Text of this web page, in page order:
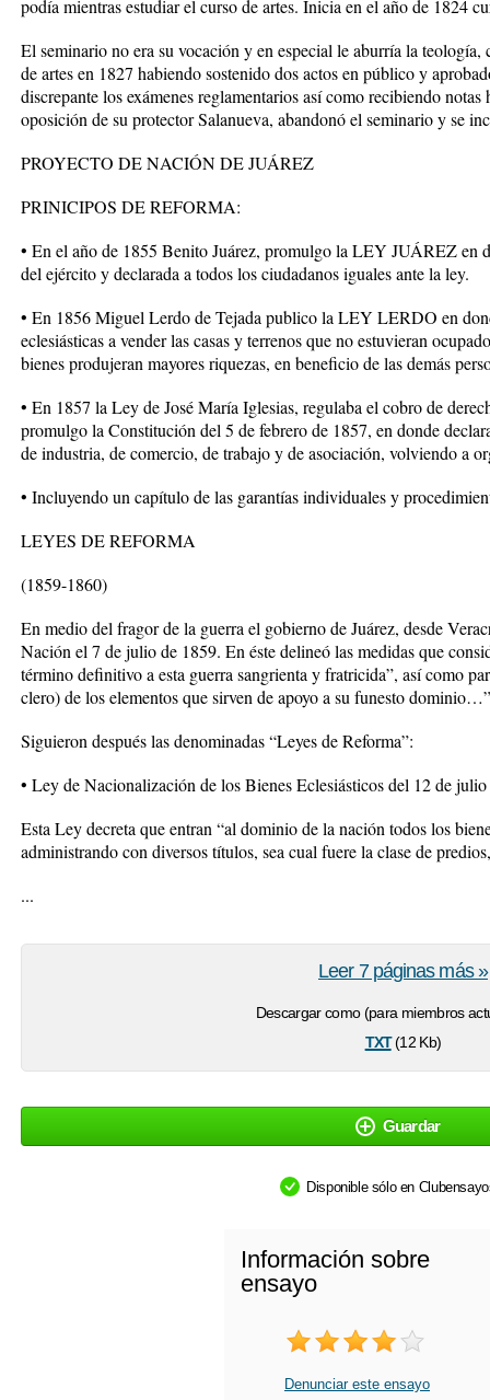
podía mientras estudiar el curso de artes. Inicia en el año de 1824
El seminario no era su vocación y en especial le aburría la teología,
de artes en 1827 habiendo sostenido dos actos en público y
discrepante los exámenes reglamentarios así como recibiendo
oposición de su protector Salanueva, abandonó el seminario y se
PROYECTO DE NACIÓN DE JUÁREZ
PRINICIPOS DE REFORMA:
• En el año de 1855 Benito Juárez, promulgo la LEY JUÁREZ en
del ejército y declarada a todos los ciudadanos iguales ante la ley.
• En 1856 Miguel Lerdo de Tejada publico la LEY LERDO en
eclesiásticas a vender las casas y terrenos que no estuvieran
bienes produjeran mayores riquezas, en beneficio de las demás
• En 1857 la Ley de José María Iglesias, regulaba el cobro de
promulgo la Constitución del 5 de febrero de 1857, en donde
de industria, de comercio, de trabajo y de asociación, volviendo a
• Incluyendo un capítulo de las garantías individuales y
LEYES DE REFORMA
(1859-1860)
En medio del fragor de la guerra el gobierno de Juárez, desde
Nación el 7 de julio de 1859. En éste delineó las medidas que
término definitivo a esta guerra sangrienta y fratricida”, así como
clero) de los elementos que sirven de apoyo a su funesto
Siguieron después las denominadas “Leyes de Reforma”:
• Ley de Nacionalización de los Bienes Eclesiásticos del 12 de
Esta Ley decreta que entran “al dominio de la nación todos los
administrando con diversos títulos, sea cual fuere la clase de
...
Descargar como (para miembros
txt(12 Kb)
Leer 7 páginas más »
Guardar
Disponible sólo en
Información sobre
ensayo
Denunciar este ensayo